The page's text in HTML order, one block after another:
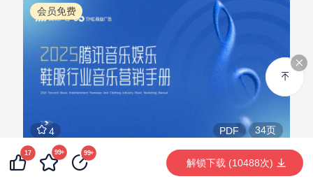
会员免费
4 PDF 34页
2025腾讯鞋服音乐营销手册
17 99+ 99+
解锁下载 (10488次)